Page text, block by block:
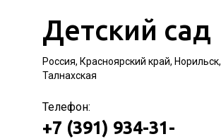
Детский сад
Россия, Красноярский край, Норильск,
Талнахская
Телефон:
+7 (391) 934-31-